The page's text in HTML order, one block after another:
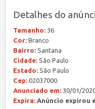
Detalhes do
Tamanho: 36
Cor: Branco
Bairro: Santana
Cidade: São Paulo
Estado: São Paulo
Cep: 02037000
Anunciado em: 30/01/
Expira: Anúncio expirou